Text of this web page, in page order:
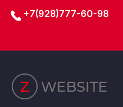
+7(928)777-60-98